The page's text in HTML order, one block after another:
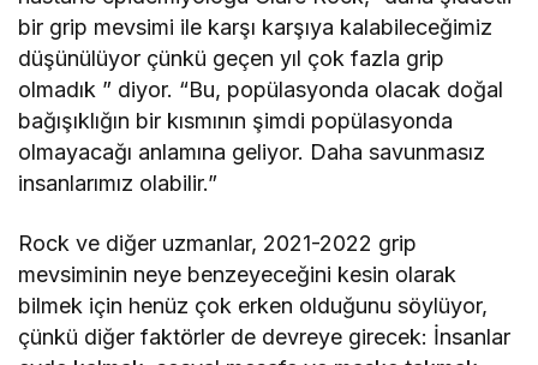
bir grip mevsimi ile karşı karşıya kalabileceğimiz
düşünülüyor çünkü geçen yıl çok fazla grip
olmadık ” diyor. “Bu, popülasyonda olacak doğal
bağışıklığın bir kısmının şimdi popülasyonda
olmayacağı anlamına geliyor. Daha savunmasız
insanlarımız olabilir.”
Rock ve diğer uzmanlar, 2021-2022 grip
mevsiminin neye benzeyeceğini kesin olarak
bilmek için henüz çok erken olduğunu söylüyor,
çünkü diğer faktörler de devreye girecek: İnsanlar